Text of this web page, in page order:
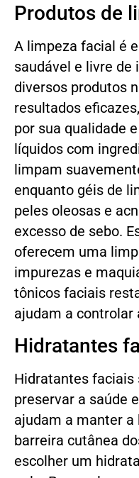
Produtos de
A limpeza facial é
saudável e livre de
diversos produtos
resultados
por sua qualidade
líquidos com
limpam
enquanto géis de
peles oleosas e
excesso de sebo.
oferecem uma
impurezas e
tônicos faciais
ajudam a controlar
Hidratantes
Hidratantes faciais
preservar a saúde
ajudam a manter a
barreira cutânea
escolher um